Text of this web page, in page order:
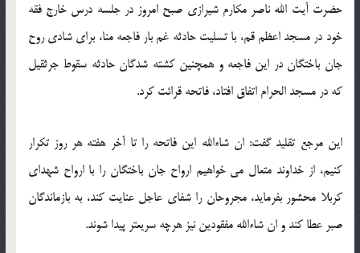
حضرت آیت الله ناصر مکارم شیرازی صبح امروز در جلسه درس خارج فقه
خود در مسجد اعظم قم، با تسلیت حادثه غم بار فاجعه منا، برای شادی روح
جان باختگان در این فاجعه و همچنین کشته شدگان حادثه سقوط جرثقیل
که در مسجد الحرام اتفاق افتاد، فاتحه قرائت کرد.
این مرجع تقلید گفت: ان شاءالله این فاتحه را تا آخر هفته هر روز تکرار
کنیم، از خداوند متعال می خواهیم ارواح جان باختگان را با ارواح شهدای
کربلا محشور بفرماید، مجروحان را شفای عاجل عنایت کند، به بازماندگان
صبر عطا کند و ان شاءالله مفقودین نیز هرچه سریعتر پیدا شوند.